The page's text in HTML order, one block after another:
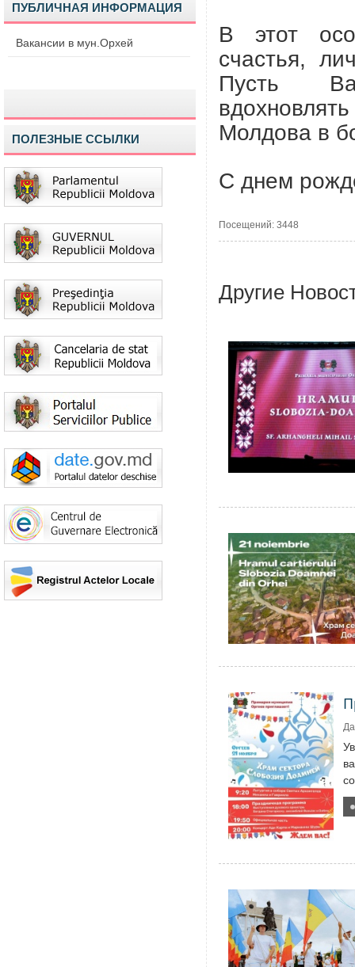
ПУБЛИЧНАЯ ИНФОРМАЦИЯ
Вакансии в мун.Орхей
ПОЛЕЗНЫЕ ССЫЛКИ
В этот
счастья,
Пусть
Молдова в
С днем
Посещений: 3448
Другие